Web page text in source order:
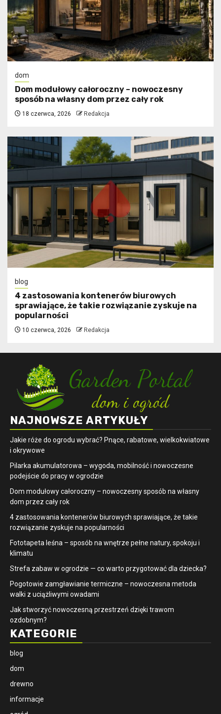
dom
Dom modułowy całoroczny – nowoczesny
sposób na własny dom przez cały rok
18 czerwca, 2026 Redakcja
blog
4 zastosowania kontenerów biurowych
sprawiające, że takie rozwiązanie zyskuje na
popularności
10 czerwca, 2026 Redakcja
NAJNOWSZE ARTYKUŁY
Jakie róże do ogrodu wybrać? Pnące, rabatowe, wielkokwiatowe
i okrywowe
Pilarka akumulatorowa – wygoda, mobilność i nowoczesne
podejście do pracy w ogrodzie
Dom modułowy całoroczny – nowoczesny sposób na własny
dom przez cały rok
4 zastosowania kontenerów biurowych sprawiające, że takie
rozwiązanie zyskuje na popularności
​Fototapeta leśna – sposób na wnętrze pełne natury, spokoju i
klimatu
Strefa zabaw w ogrodzie — co warto przygotować dla dziecka?
Pogotowie zamgławianie termiczne – nowoczesna metoda
walki z uciążliwymi owadami
Jak stworzyć nowoczesną przestrzeń dzięki trawom
ozdobnym?
KATEGORIE
blog
dom
drewno
informacje